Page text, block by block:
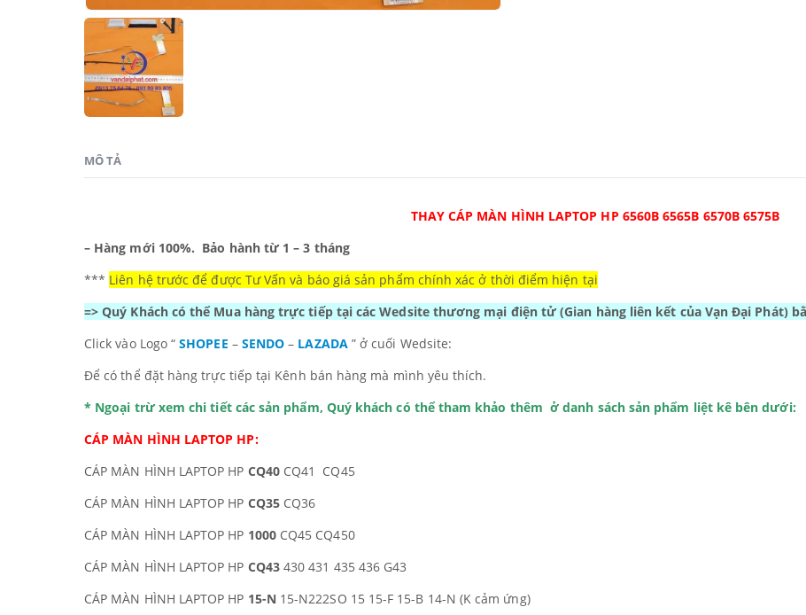
MÔ TẢ
THAY CÁP MÀN HÌNH LAPTOP HP 6560B 6565B 6570B 6575B
– Hàng mới 100%. Bảo hành từ 1 – 3 tháng
*** Liên hệ trước để được Tư Vấn và báo giá sản phẩm chính xác ở thời điểm hiện tại
=> Quý Khách có thể Mua hàng trực tiếp tại các Wedsite thương mại điện tử(Gian hàng liên kết của Vạn Đại Phát)
Click vào Logo “ SHOPEE – SENDO – LAZADA ” ở cuối Wedsite:
Để có thể đặt hàng trực tiếp tại Kênh bán hàng mà mình yêu thích.
* Ngoại trừ xem chi tiết các sản phẩm, Quý khách có thể tham khảo thêm ở danh sách sản phẩm liệt kê bên dưới:
CÁP MÀN HÌNH LAPTOP HP:
CÁP MÀN HÌNH LAPTOP HP CQ40CQ41 CQ45
CÁP MÀN HÌNH LAPTOP HP CQ35CQ36
CÁP MÀN HÌNH LAPTOP HP 1000CQ45 CQ450
CÁP MÀN HÌNH LAPTOP HP CQ43430 431 435 436 G43
CÁP MÀN HÌNH LAPTOP HP 15-N 15-N222SO 15 15-F 15-B 14-N (K cảm ứng)